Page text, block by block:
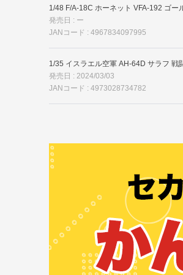
1/48 F/A-18C ホーネット VFA-192 ゴー
発売日 : ー
JANコード : 4967834097995
1/35 イスラエル空軍 AH-64D サラフ 戦
発売日 : 2024/03/03
JANコード : 4973028734782